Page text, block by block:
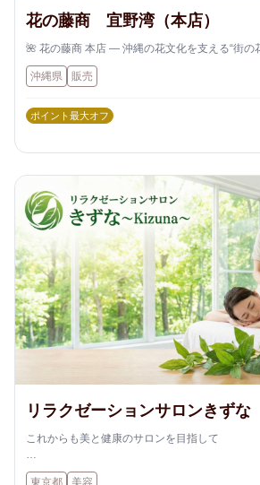
花の藤商 宜野湾（本店）
🌺 花の藤商 本店 ― 沖縄の花文化を支える“街の
沖縄県 販売
ポイント最大オフ
リラクゼーションサロンきずな
これからも美と健康のサロンを目指して
リラクゼーションサロンきずなでは、常にお客
東京都 美容